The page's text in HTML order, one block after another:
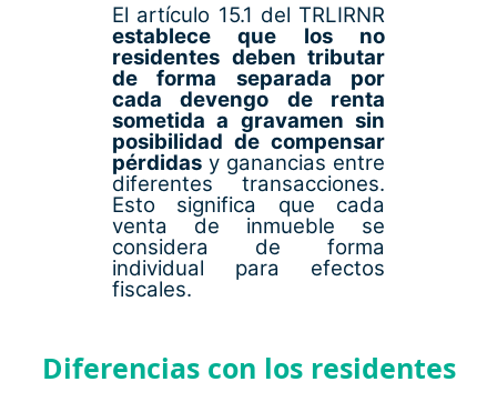
El artículo 15.1 del TRLIRNR
establece que los no
residentes deben tributar
de forma separada por
cada devengo de renta
sometida a gravamen sin
posibilidad de compensar
pérdidas y ganancias entre
diferentes transacciones.
Esto significa que cada
venta de inmueble se
considera de forma
individual para efectos
fiscales.
Diferencias con los residentes